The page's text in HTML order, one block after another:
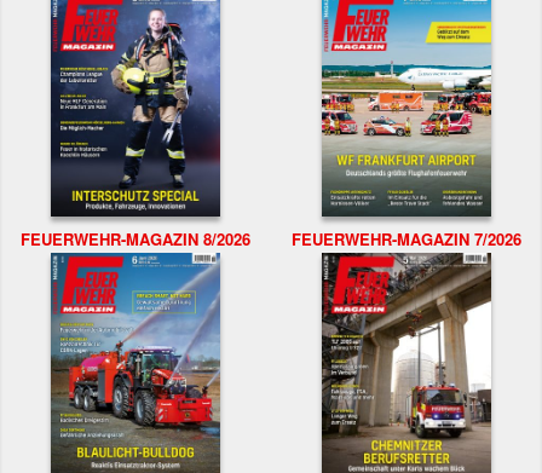
FEUERWEHR-MAGAZIN 8/2026 FEUERWEHR-MAGAZIN 7/2026